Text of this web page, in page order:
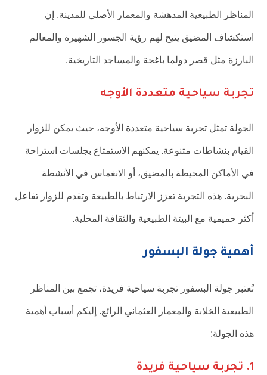
المناظر الطبيعية المدهشة والمعمار الأصلي للمدينة. إن
استكشاف المضيق يتيح لهم رؤية الجسور الشهيرة والمعالم
البارزة مثل قصر دولما باغجة والمساجد التاريخية.
تجربة سياحية متعددة الأوجه
الجولة تمثل تجربة سياحية متعددة الأوجه، حيث يمكن للزوار
القيام بنشاطات متنوعة. يمكنهم الاستمتاع بجلسات استراحة
في الأماكن المحيطة بالمضيق، أو الانغماس في الأنشطة
البحرية. هذه التجربة تعزز الارتباط بالطبيعة وتقدم للزوار تفاعل
أكثر حميمية مع البيئة الطبيعية والثقافة المحلية.
أهمية جولة البسفور
تُعتبر جولة البسفور تجربة سياحية فريدة، تجمع بين المناظر
الطبيعية الخلابة والمعمار العثماني الرائع. إليكم أسباب أهمية
هذه الجولة:
1. تجربة سياحية فريدة